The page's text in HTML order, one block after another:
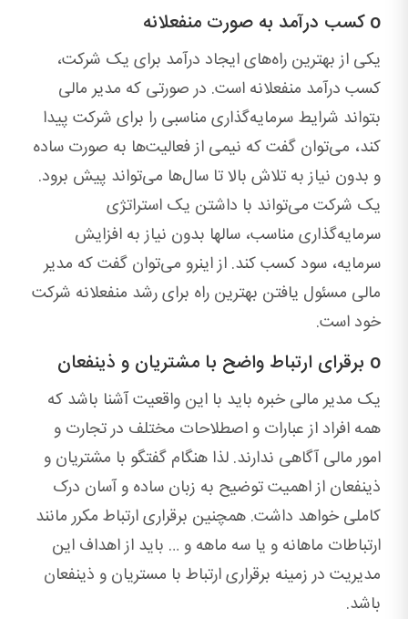
o کسب درآمد به صورت منفعلانه
یکی از بهترین راه‌های ایجاد درآمد برای یک شرکت،
کسب درآمد منفعلانه است. در صورتی که مدیر مالی
بتواند شرایط سرمایه‌گذاری‌ مناسبی را برای شرکت پیدا
کند، می‌توان گفت که نیمی از فعالیت‌ها به صورت ساده
و بدون نیاز به تلاش بالا تا سال‌ها می‌تواند پیش برود.
یک شرکت می‌تواند با داشتن یک استراتژی
سرمایه‌گذاری مناسب، سالها بدون نیاز به افزایش
سرمایه، سود کسب کند. از اینرو می‌توان گفت که مدیر
مالی مسئول یافتن بهترین راه برای رشد منفعلانه شرکت
خود است.
o برقرای ارتباط واضح با مشتریان و ذینفعان
یک مدیر مالی خبره باید با این واقعیت آشنا باشد که
همه افراد از عبارات و اصطلاحات مختلف در تجارت و
امور مالی آگاهی ندارند. لذا هنگام گفتگو با مشتریان و
ذینفعان از اهمیت توضیح به زبان ساده و آسان درک
کاملی خواهد داشت. همچنین برقراری ارتباط مکرر مانند
ارتباطات ماهانه و یا سه ماهه و … باید از اهداف این
مدیریت در زمینه برقراری ارتباط با مستریان و ذینفعان
باشد.